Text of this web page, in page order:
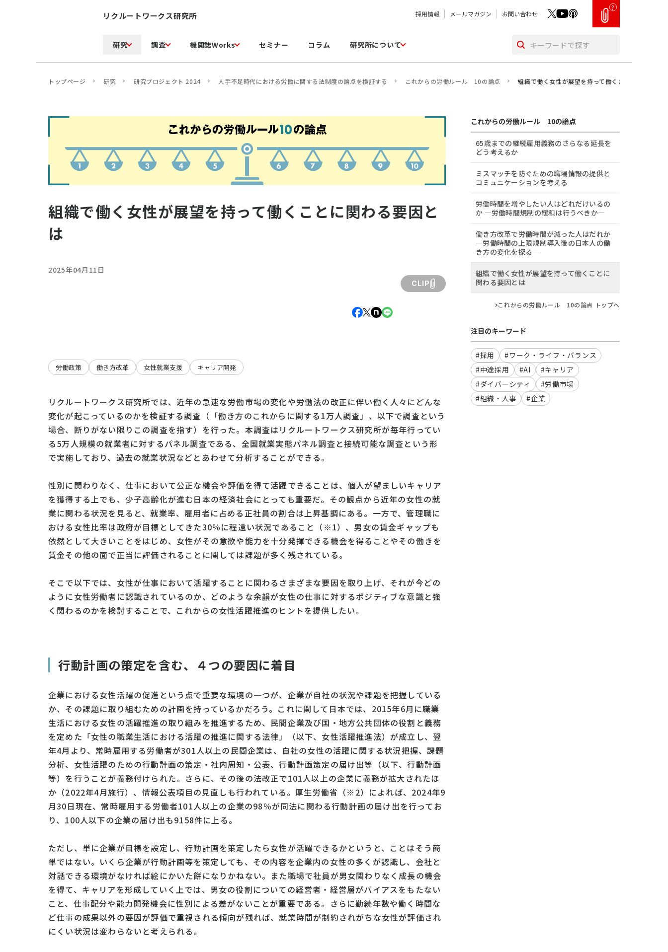
リクルートワークス研究所 採用情報 メールマガジン お問い合わせ
?
研究 調査 機関誌Works セミナー コラム 研究所について
トップページ 研究 研究プロジェクト 2024 人手不足時代における労働に関する法制度の論点を検証する これからの労働ルール 10の論点 組織で働く女性が展望を持って働くことに関わる要
組織で働く女性が展望を持って働くことに関わる要因と
は
2025年04月11日
CLIP
労働政策 働き方改革 女性就業支援 キャリア開発
リクルートワークス研究所では、近年の急速な労働市場の変化や労働法の改正に伴い働く人々にどんな
変化が起こっているのかを検証する調査（「働き方のこれからに関する1万人調査」、以下で調査という
場合、断りがない限りこの調査を指す）を行った。本調査はリクルートワークス研究所が毎年行ってい
る5万人規模の就業者に対するパネル調査である、全国就業実態パネル調査と接続可能な調査という形
で実施しており、過去の就業状況などとあわせて分析することができる。
性別に関わりなく、仕事において公正な機会や評価を得て活躍できることは、個人が望ましいキャリア
を獲得する上でも、少子高齢化が進む日本の経済社会にとっても重要だ。その観点から近年の女性の就
業に関わる状況を見ると、就業率、雇用者に占める正社員の割合は上昇基調にある。一方で、管理職に
おける女性比率は政府が目標としてきた30％に程遠い状況であること（※1）、男女の賃金ギャップも
依然として大きいことをはじめ、女性がその意欲や能力を十分発揮できる機会を得ることやその働きを
賃金その他の面で正当に評価されることに関しては課題が多く残されている。
そこで以下では、女性が仕事において活躍することに関わるさまざまな要因を取り上げ、それが今どの
ように女性労働者に認識されているのか、どのような余韻が女性の仕事に対するポジティブな意識と強
く関わるのかを検討することで、これからの女性活躍推進のヒントを提供したい。
行動計画の策定を含む、４つの要因に着目
企業における女性活躍の促進という点で重要な環境の一つが、企業が自社の状況や課題を把握している
か、その課題に取り組むための計画を持っているかだろう。これに関して日本では、2015年6月に職業
生活における女性の活躍推進の取り組みを推進するため、民間企業及び国・地方公共団体の役割と義務
を定めた「女性の職業生活における活躍の推進に関する法律」（以下、女性活躍推進法）が成立し、翌
年4月より、常時雇用する労働者が301人以上の民間企業は、自社の女性の活躍に関する状況把握、課題
分析、女性活躍のための行動計画の策定・社内周知・公表、行動計画策定の届け出等（以下、行動計画
等）を行うことが義務付けられた。さらに、その後の法改正で101人以上の企業に義務が拡大されたほ
か（2022年4月施行）、情報公表項目の見直しも行われている。厚生労働省（※2）によれば、2024年9
月30日現在、常時雇用する労働者101人以上の企業の98％が同法に関わる行動計画の届け出を行ってお
り、100人以下の企業の届け出も9158件に上る。
ただし、単に企業が目標を設定し、行動計画を策定したら女性が活躍できるかというと、ことはそう簡
単ではない。いくら企業が行動計画等を策定しても、その内容を企業内の女性の多くが認識し、会社と
対話できる環境がなければ絵にかいた餅になりかねない。また職場で社員が男女関わりなく成長の機会
を得て、キャリアを形成していく上では、男女の役割についての経営者・経営層がバイアスをもたない
こと、仕事配分や能力開発機会に性別による差がないことが重要である。さらに勤続年数や働く時間な
ど仕事の成果以外の要因が評価で重視される傾向が残れば、就業時間が制約されがちな女性が評価され
にくい状況は変わらないと考えられる。
これからの労働ルール 10の論点
65歳までの継続雇用義務のさらなる延長を
どう考えるか
ミスマッチを防ぐための職場情報の提供と
コミュニケーションを考える
労働時間を増やしたい人はどれだけいるの
か ―労働時間規制の緩和は行うべきか―
働き方改革で労働時間が減った人はだれか
―労働時間の上限規制導入後の日本人の働
き方の変化を探る―
組織で働く女性が展望を持って働くことに
関わる要因とは
これからの労働ルール 10の論点 トップへ
注目のキーワード
#採用
#ワーク・ライフ・バランス
#中途採用
#AI
#キャリア
#ダイバーシティ
#労働市場
#組織・人事
#企業